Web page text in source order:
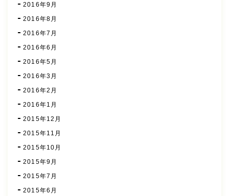
2016年9月
2016年8月
2016年7月
2016年6月
2016年5月
2016年3月
2016年2月
2016年1月
2015年12月
2015年11月
2015年10月
2015年9月
2015年7月
2015年6月